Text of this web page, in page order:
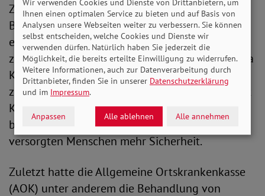
Zu diesem Zweck werden mit Blick auf deren
Bezahlung Leistungsgruppen definiert und
einzelnen Fachgebieten genauer als bisher
zugeordnet. Das soll bewirken, dass künftig etwa
Krebsbehandlungen in dafür auch tatsächlich
zertifizierten Einrichtungen erfolgen. Das nimmt
Krankenhäusern den Druck, immer mehr Fälle
behandeln zu müssen, und gibt den dort
versorgten Menschen mehr Sicherheit.
Zuletzt hatte die Allgemeine Ortskrankenkasse
(AOK) unter anderem die Behandlung von
Wir verwenden Cookies und Dienste von Drittanbietern, um
Ihnen einen optimalen Service zu bieten und auf Basis von
Analysen unsere Webseiten weiter zu verbessern. Sie können
selbst entscheiden, welche Cookies und Dienste wir
verwenden dürfen. Natürlich haben Sie jederzeit die
Möglichkeit, die bereits erteilte Einwilligung zu widerrufen.
Weitere Informationen, auch zur Datenverarbeitung durch
Drittanbieter, finden Sie in unserer Datenschutzerklärung
und im Impressum.
Anpassen Alle ablehnen Alle annehmen